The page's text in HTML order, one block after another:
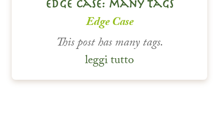
edge case: many tags
Edge Case
This post has many tags.
leggi tutto